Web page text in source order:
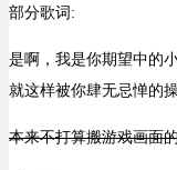
部分歌词:
是啊，我是你期望中的
就这样被你肆无忌惮的
本来不打算搬游戏画面